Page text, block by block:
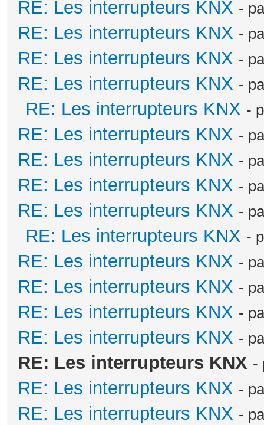
RE: Les interrupteurs KNX -
RE: Les interrupteurs KNX -
RE: Les interrupteurs KNX -
RE: Les interrupteurs KNX -
RE: Les interrupteurs KNX -
RE: Les interrupteurs KNX -
RE: Les interrupteurs KNX -
RE: Les interrupteurs KNX -
RE: Les interrupteurs KNX -
RE: Les interrupteurs KNX -
RE: Les interrupteurs KNX -
RE: Les interrupteurs KNX -
RE: Les interrupteurs KNX -
RE: Les interrupteurs KNX -
RE: Les interrupteurs KNX -
RE: Les interrupteurs KNX -
RE: Les interrupteurs KNX -